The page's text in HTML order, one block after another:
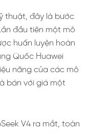
thuật, đây là bước
đầu tiên một mô
huấn luyện hoàn
Quốc Huawei
năng của các mô
bán với giá một
V4 ra mắt, toàn